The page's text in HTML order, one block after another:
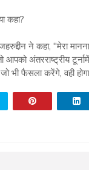
कहा?
ने कहा, "मेरा
आपको अंतरराष्ट्रीय
भी फैसला करेंगे, वही